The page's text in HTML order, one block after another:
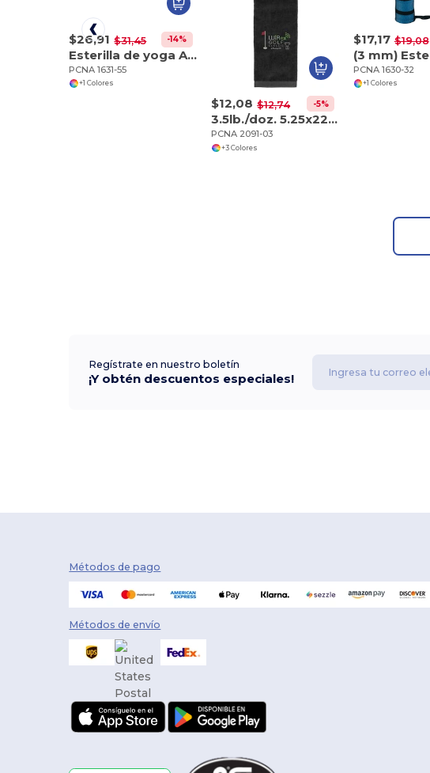
$26,91 $31,45 -14%
Esterilla de yoga Align Premium (6 mm)
PCNA 1631-55
+1 Colores
$12,08 $12,74 -5%
3.5lb./doz. 5.25x22in Scrubber Toalla de Golf
PCNA 2091-03
+3 Colores
$17,17 $19,08
PCNA 1630-32
+1 Colores
Regístrate en nuestro boletín
¡Y obtén descuentos especiales!
Métodos de pago
Métodos de envío